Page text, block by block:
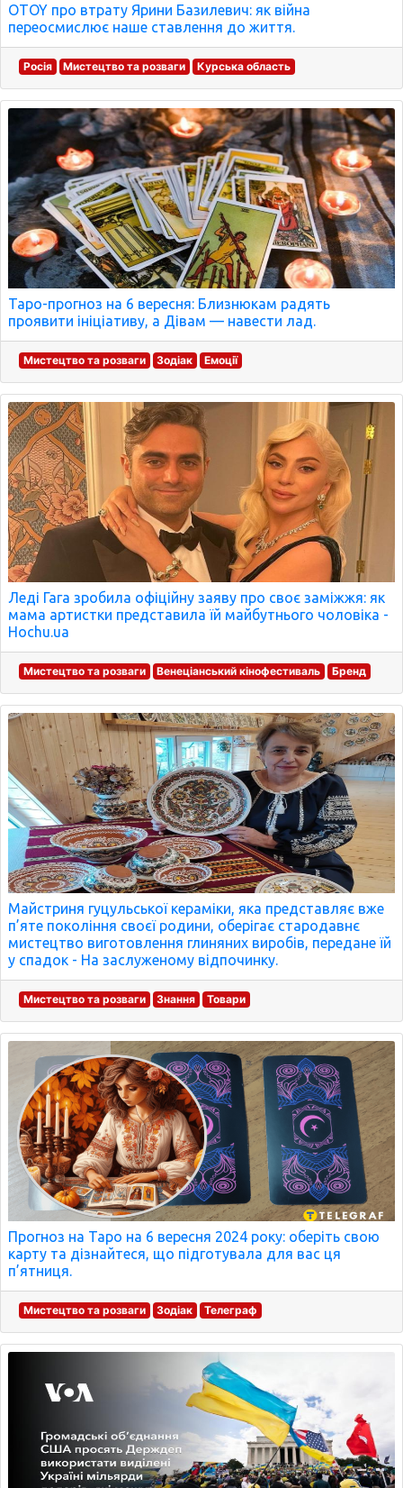
OTOY про втрату Ярини Базилевич: як війна
переосмислює наше ставлення до життя.
Росія Мистецтво та розваги Курська область
Таро-прогноз на 6 вересня: Близнюкам радять
проявити ініціативу, а Дівам — навести лад.
Мистецтво та розваги Зодіак Емоції
Леді Гага зробила офіційну заяву про своє заміжжя: як
мама артистки представила їй майбутнього чоловіка -
Hochu.ua
Мистецтво та розваги Венеціанський кінофестиваль Бренд
Майстриня гуцульської кераміки, яка представляє вже
п’яте покоління своєї родини, оберігає стародавнє
мистецтво виготовлення глиняних виробів, передане їй
у спадок - На заслуженому відпочинку.
Мистецтво та розваги Знання Товари
Прогноз на Таро на 6 вересня 2024 року: оберіть свою
карту та дізнайтеся, що підготувала для вас ця
п’ятниця.
Мистецтво та розваги Зодіак Телеграф